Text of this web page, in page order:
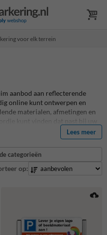
voor elk terrein
aanbod aan reflecterende
online kunt ontwerpen en
materialen, afmetingen en
kunt vinden dat past bij uw
zijn dé oplossing om aan te
zijn. Zoals parkeerbordjes
of specifieke gereserveerd voor
het eenvoudig aan met
kunt ook zelf je eigen logo,
voorzien van een een anti-
Lees meer
categorieën
op: